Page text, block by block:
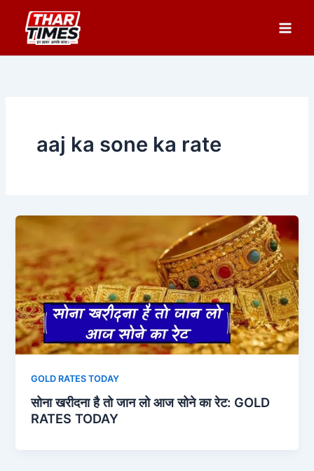
content
aaj ka sone ka rate
GOLD RATES TODAY
सोना खरीदना है तो जान लो आज सोने का रेट: GOLD
RATES TODAY